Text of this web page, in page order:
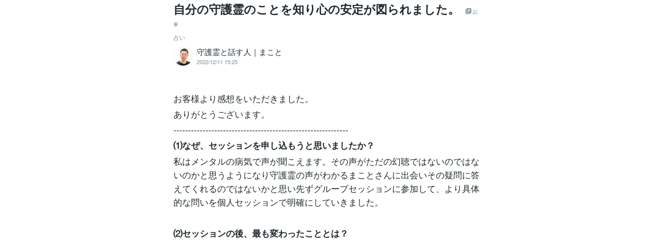
自分の守護霊のことを知り心の安定が図られました。
記
事
占い
守護霊と話す人｜まこと
2022/12/11 15:25
お客様より感想をいただきました。
ありがとうございます。
------------------------------------------------------------
⑴なぜ、セッションを申し込もうと思いましたか？
私はメンタルの病気で声が聞こえます。その声がただの幻聴ではないのではな
いのかと思うようになり守護霊の声がわかるまことさんに出会いその疑問に答
えてくれるのではないかと思い先ずグループセッションに参加して、より具体
的な問いを個人セッションで明確にしていきました。
⑵セッションの後、最も変わったこととは？